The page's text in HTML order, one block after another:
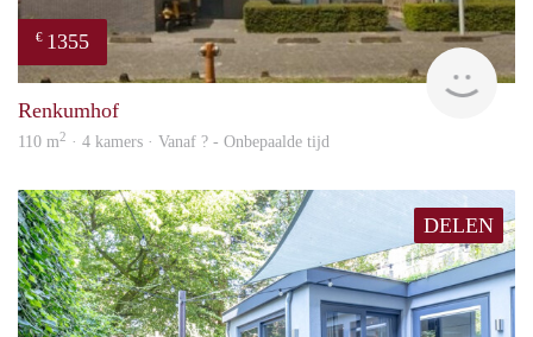
€ 1355
Renkumhof
110 m2 · 4 kamers · Vanaf ? - Onbepaalde tijd
DELEN